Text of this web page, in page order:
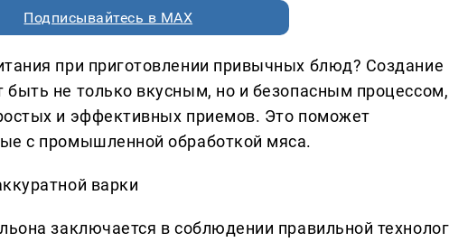
Подписывайтесь в MAX
при приготовлении привычных блюд? Создание
не только вкусным, но и безопасным процессом,
и эффективных приемов. Это поможет
с промышленной обработкой мяса.
варки
заключается в соблюдении правильной